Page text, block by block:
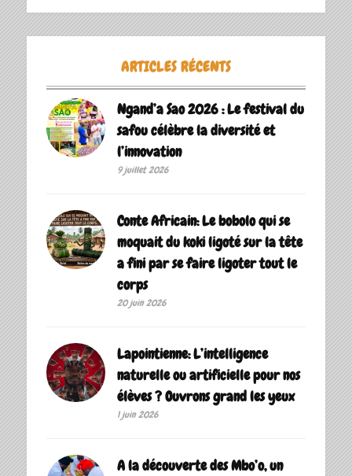
ARTICLES RÉCENTS
Ngand’a Sao 2026 : Le festival du
safou célèbre la diversité et
l’innovation
9 juillet 2026
Conte Africain: Le bobolo qui se
moquait du koki ligoté sur la tête
a fini par se faire ligoter tout le
corps
20 juin 2026
Lapointienne: L’intelligence
naturelle ou artificielle pour nos
élèves ? Ouvrons grand les yeux
1 juin 2026
A la découverte des Mbo’o, un